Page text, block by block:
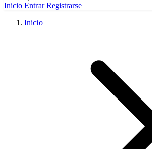
Inicio Entrar Registrarse
Inicio